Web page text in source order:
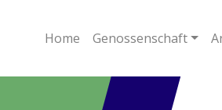
Home Genossenschaft